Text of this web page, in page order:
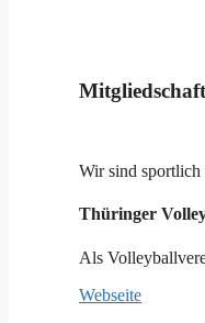
Wir sind sportlich
Thüringer
Als
Webseite